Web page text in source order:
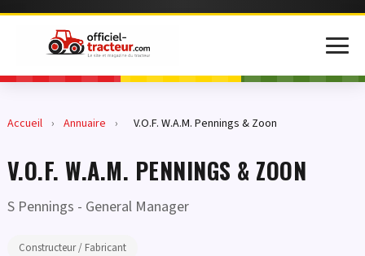
Accueil › Annuaire › V.O.F. W.A.M. Pennings & Zoon
V.O.F. W.A.M. PENNINGS & ZOON
S Pennings - General Manager
Constructeur / Fabricant